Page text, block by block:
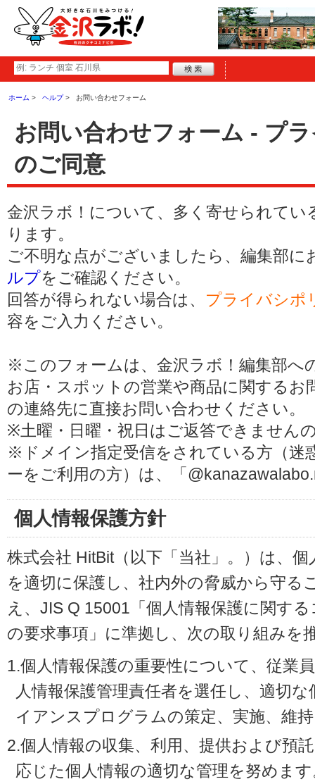
ホーム ヘルプ お問い合わせフォーム
お問い合わせフォーム - プ
のご同意
金沢ラボ！について、多く寄せられてい
ります。
ご不明な点がございましたら、編集部
ルプをご確認ください。
回答が得られない場合は、 プライバシポ
容をご入力ください。
※このフォームは、金沢ラボ！編集部へ
お店・スポットの営業や商品に関する
の連絡先に直接お問い合わせください。
※土曜・日曜・祝日はご返答できません
※ドメイン指定受信をされている方（迷
ーをご利用の方）は、「
個人情報保護方針
株式会社 HitBit（以下「当社」。）は、
を適切に保護し、社内外の脅威から守る
え、JIS Q 15001「個人情報保護に関す
の要求事項」に準拠し、次の取り組みを
1.個人情報保護の重要性について、従業
人情報保護管理責任者を選任し、適切
イアンスプログラムの策定、実施、維
2.個人情報の収集、利用、提供および預
応じた個人情報の適切な管理を努めま